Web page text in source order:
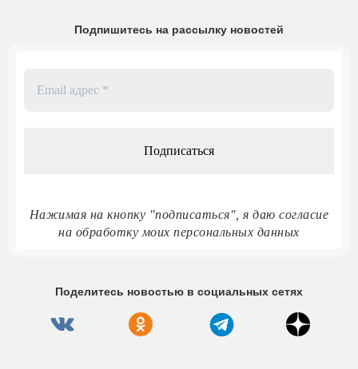
Подпишитесь на рассылку новостей
Нажимая на кнопку "подписаться", я даю согласие
на обработку моих персональных данных
Поделитесь новостью в социальных сетях